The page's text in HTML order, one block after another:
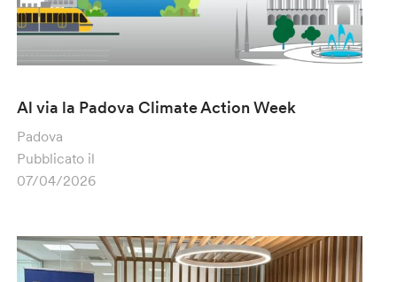
Al via la Padova Climate Action Week
Padova
Pubblicato il
07/04/2026